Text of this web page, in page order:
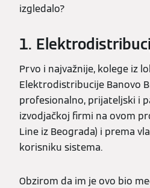
izgledalo?
1.
Prvo i najvažnije, kolege iz
Elektrodistribucije Banovo
profesionalno, prijateljski i
izvodjačkoj firmi na ovom
Line iz Beograda) i prema
korisniku sistema.
Obzirom da im je ovo bio